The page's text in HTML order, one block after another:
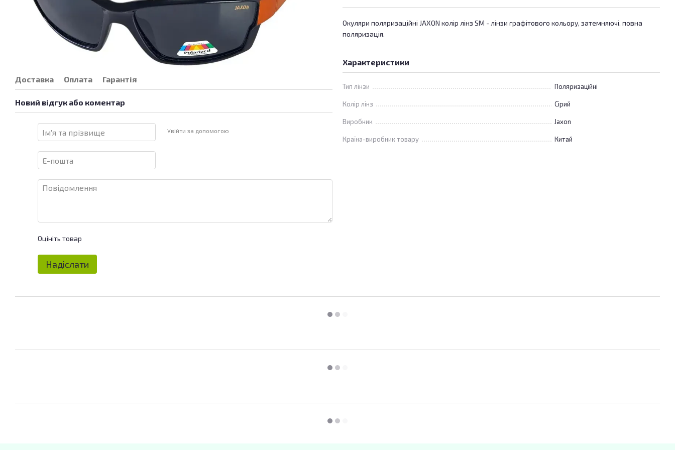
Доставка Оплата Гарантія
Новий відгук або коментар
Увійти за допомогою
Оцініть товар
Надіслати
Окуляри поляризаційні JAXON колір лінз SM - лінзи графітового кольору, затемняючі, повна
поляризація.
Характеристики
Тип лінзи Поляризаційні
Колір лінз Сірий
Виробник Jaxon
Країна-виробник товару Китай